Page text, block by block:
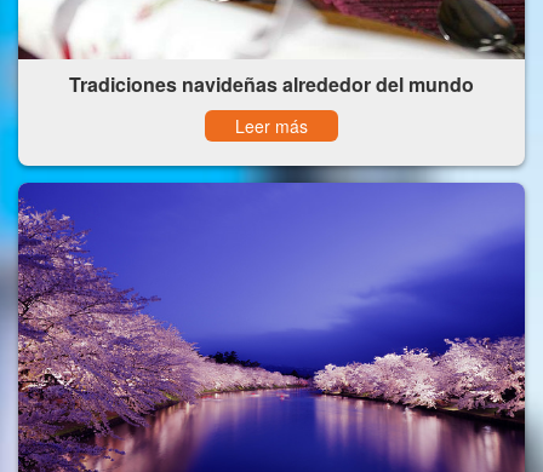
Tradiciones navideñas alrededor del mundo
Leer más